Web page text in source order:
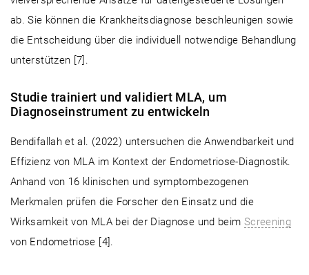
ab. Sie können die Krankheitsdiagnose beschleunigen sowie
die Entscheidung über die individuell notwendige Behandlung
unterstützen [7].
Studie trainiert und validiert MLA, um
Diagnoseinstrument zu entwickeln
Bendifallah et al. (2022) untersuchen die Anwendbarkeit und
Effizienz von MLA im Kontext der Endometriose-Diagnostik.
Anhand von 16 klinischen und symptombezogenen
Merkmalen prüfen die Forscher den Einsatz und die
Wirksamkeit von MLA bei der Diagnose und beim Screening
von Endometriose [4].